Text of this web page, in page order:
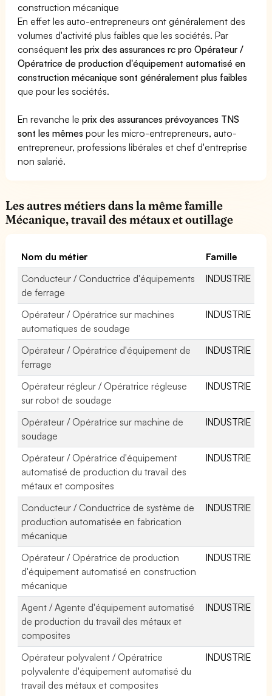
construction mécanique
En effet les auto-entrepreneurs ont généralement des
volumes d'activité plus faibles que les sociétés. Par
conséquentles prix des assurances rc pro Opérateur /
Opératrice de production d'équipement automatisé en
construction mécanique sont généralement plus faibles
que pour les sociétés.
En revanche leprix des assurances prévoyances TNS
sont les mêmes pour les micro-entrepreneurs, auto-
entrepreneur, professions libérales et chef d'entreprise
non salarié.
Les autres métiers dans la même famille
Mécanique, travail des métaux et outillage
Nom du métier
Famille
Conducteur / Conductrice d'équipements
de ferrage
INDUSTRIE
Opérateur / Opératrice sur machines
automatiques de soudage
INDUSTRIE
Opérateur / Opératrice d'équipement de
ferrage
INDUSTRIE
Opérateur régleur / Opératrice régleuse
sur robot de soudage
INDUSTRIE
Opérateur / Opératrice sur machine de
soudage
INDUSTRIE
Opérateur / Opératrice d'équipement
automatisé de production du travail des
métaux et composites
INDUSTRIE
Conducteur / Conductrice de système de
production automatisée en fabrication
mécanique
INDUSTRIE
Opérateur / Opératrice de production
d'équipement automatisé en construction
mécanique
INDUSTRIE
Agent / Agente d'équipement automatisé
de production du travail des métaux et
composites
INDUSTRIE
Opérateur polyvalent / Opératrice
polyvalente d'équipement automatisé du
travail des métaux et composites
INDUSTRIE